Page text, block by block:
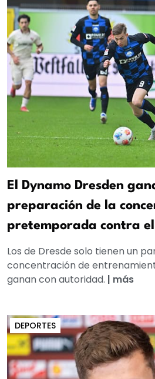
El Dynamo Dresden
preparación de la
pretemporada contra
Los de Dresde solo tienen un
concentración de
ganan con autoridad. | más
DEPORTES